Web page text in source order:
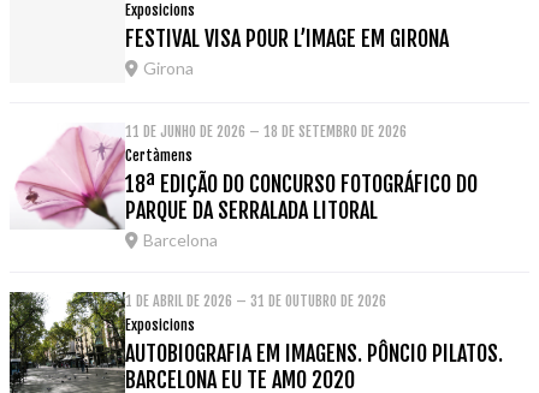
Exposicions
FESTIVAL VISA POUR L’IMAGE EM GIRONA
Girona
11 DE JUNHO DE 2026 – 18 DE SETEMBRO DE 2026
Certàmens
18ª EDIÇÃO DO CONCURSO FOTOGRÁFICO DO
PARQUE DA SERRALADA LITORAL
Barcelona
1 DE ABRIL DE 2026 – 31 DE OUTUBRO DE 2026
Exposicions
AUTOBIOGRAFIA EM IMAGENS. PÔNCIO PILATOS.
BARCELONA EU TE AMO 2020